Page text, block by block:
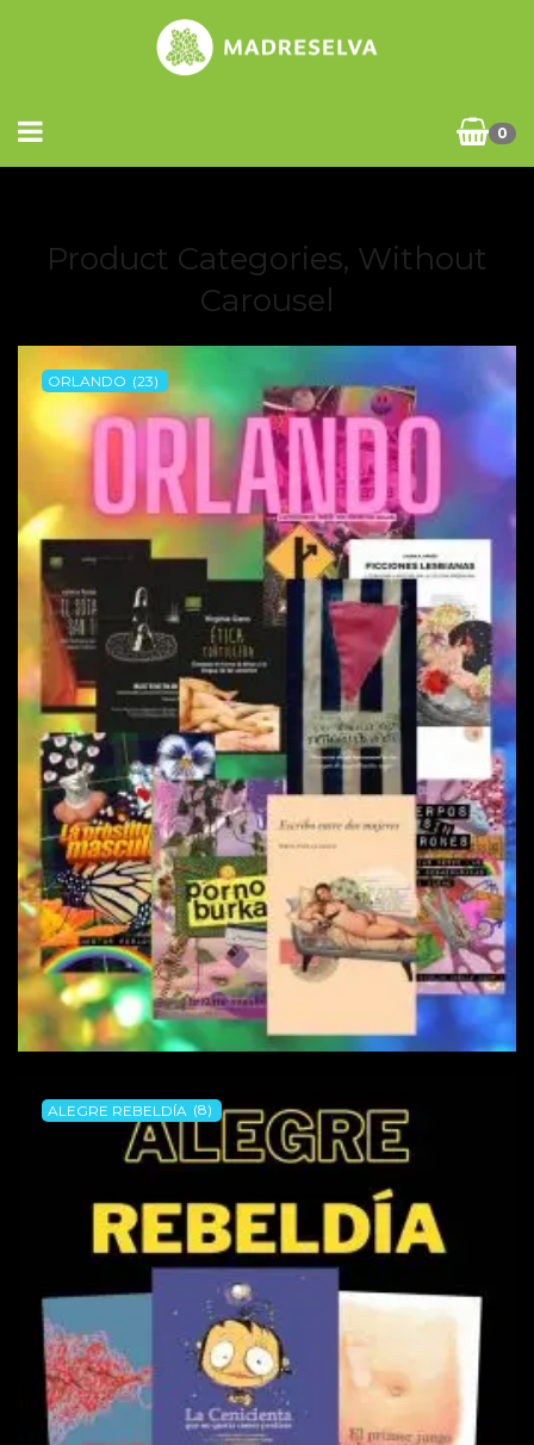
0
Product Categories, Without
Carousel
ORLANDO (23)
ALEGRE REBELDÍA (8)